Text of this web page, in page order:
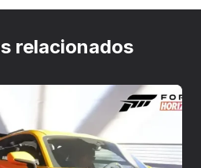
relacionados